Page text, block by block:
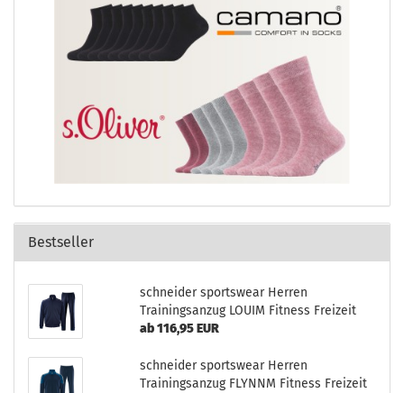
Bestseller
schneider sportswear Herren
Trainingsanzug LOUIM Fitness Freizeit
ab 116,95 EUR
schneider sportswear Herren
Trainingsanzug FLYNNM Fitness Freizeit